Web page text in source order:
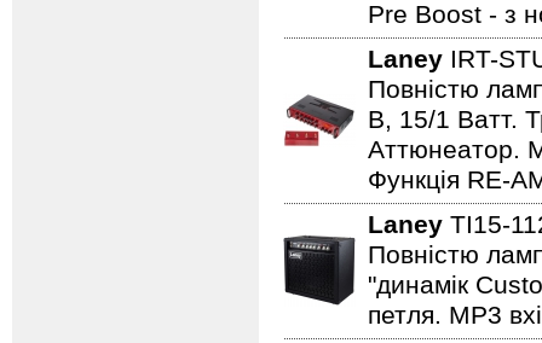
Pre Boost - з
Laney IRT-
Повністю
B, 15/1 Ватт.
Аттюнеатор.
Функція RE-
Laney TI15-
Повністю
"динамік
петля. MP3